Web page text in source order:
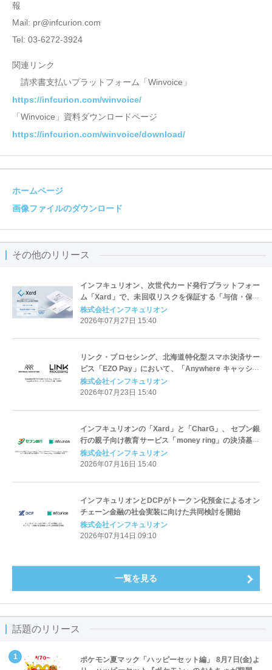
報
Mail: pr@infcurion.com
Tel: 03-6272-3924
関連リンク
請求書支払いプラットフォーム「Winvoice」
https://infcurion.com/winvoice/
「Winvoice」資料ダウンロードページ
https://infcurion.com/winvoice/download/
ホームページ
画像ファイルのダウンロード
その他のリリース
インフキュリオン、次世代カード発行プラットフォー
ム「Xard」で、未回収リスクを保証する「与信・保証
オプション」を提供開始
株式会社インフキュリオン
2026年07月27日 15:40
リンク・プロセシング、北海道特化型スマホ決済サー
ビス「EZO Pay」において、「Anywhere キャッシュ
レスチャージ機」を提供
株式会社インフキュリオン
2026年07月23日 15:40
インフキュリオンの「Xard」と「CharG」、 セブン銀
行の親子向け教育サービス「money ring」の決済基盤
に採用
株式会社インフキュリオン
2026年07月16日 15:40
インフキュリオンとDCPがトークン化預金によるオン
チェーン金融の社会実装に向けた共同検討を開始
株式会社インフキュリオン
2026年07月14日 09:10
一覧を見る
話題のリリース
ポケモン夏マック「ハッピーセット編」 8月7日(金)よ